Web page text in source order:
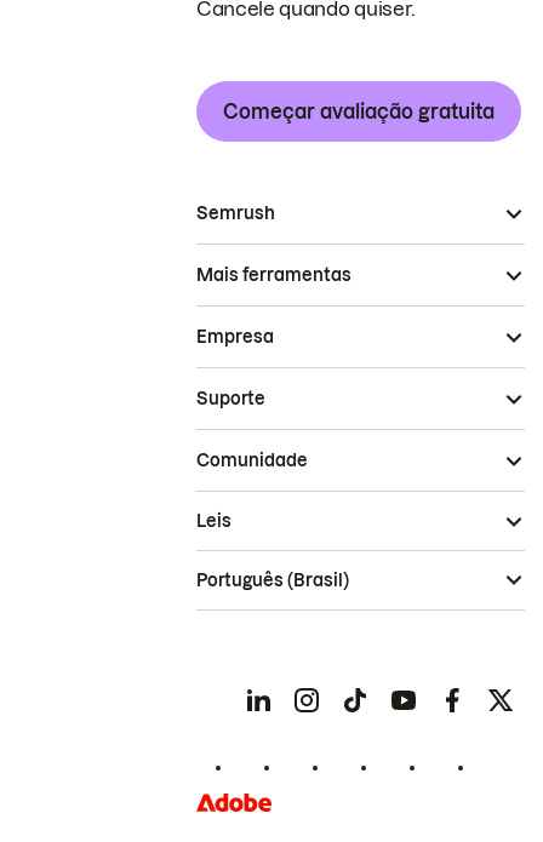
Cancele quando quiser.
Começar avaliação gratuita
Semrush
Mais ferramentas
Empresa
Suporte
Comunidade
Leis
Português (Brasil)